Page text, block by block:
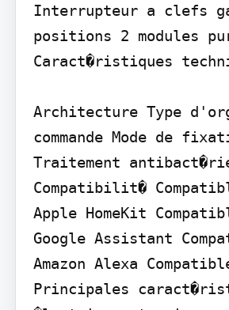
Interrupteur a clefs
positions 2 modules
Caract�ristiques
Architecture Type
commande Mode de
Traitement
Compatibilit�
Apple HomeKit
Google Assistant
Amazon Alexa
Principales